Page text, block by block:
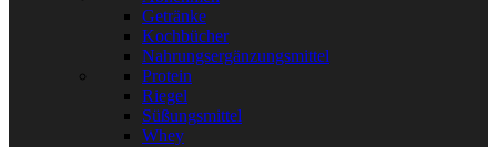
Getränke
Kochbücher
Nahrungsergänzungsmittel
Protein
Riegel
Süßungsmittel
Whey